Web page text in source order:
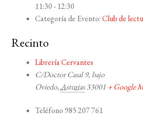
11:30 - 12:30
Categoría de Evento:Club de
Recinto
Librería Cervantes
C/Doctor Casal 9, bajo
Oviedo,Asturias 33001 + Google
Teléfono 985 207 761